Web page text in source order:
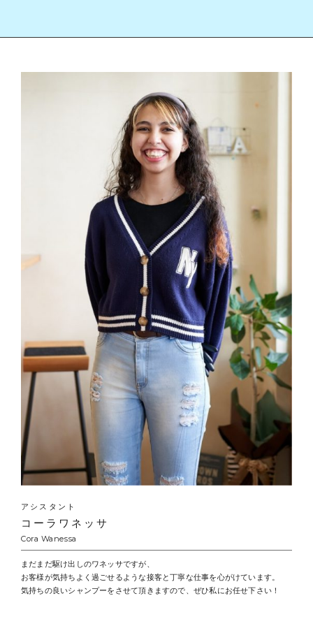
アシスタント
コーラワネッサ
Cora Wanessa
まだまだ駆け出しのワネッサですが、
お客様が気持ちよく過ごせるような接客と丁寧な仕事を心がけています。
気持ちの良いシャンプーをさせて頂きますので、ぜひ私にお任せ下さい！